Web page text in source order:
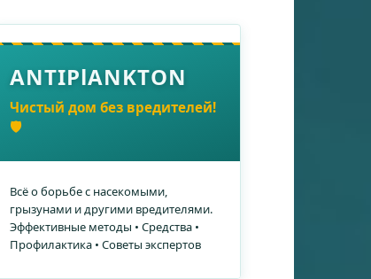
ANTIPlANKTON
Чистый дом без вредителей!
🛡️
Всё о борьбе с насекомыми,
грызунами и другими вредителями.
Эффективные методы • Средства •
Профилактика • Советы экспертов